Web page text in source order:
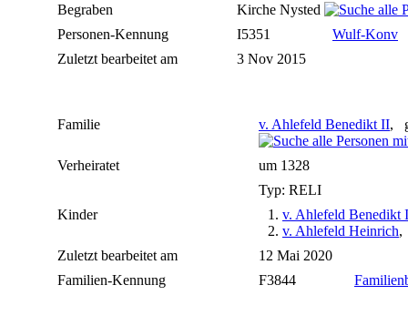
Begraben
Kirche Nysted
Personen-Kennung
I5351
Wulf-Konv
Zuletzt bearbeitet am
3 Nov 2015
Familie v. Ahlefeld Benedikt II,
Verheiratet
um 1328
Typ: RELI
Kinder
1. v. Ahlefeld Benedikt
2. v. Ahlefeld Heinrich,
Zuletzt bearbeitet am
12 Mai 2020
Familien-Kennung
F3844